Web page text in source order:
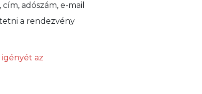
adószám, e-mail
a rendezvény
az